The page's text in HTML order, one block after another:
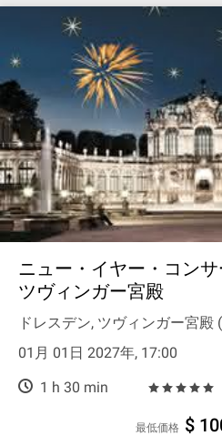
ニュー・イヤー・コンサ
ツヴィンガー宮殿
ドレスデン, ツヴィンガー宮殿
01月 01日 2027年, 17:00
1 h 30 min
最低価格 $